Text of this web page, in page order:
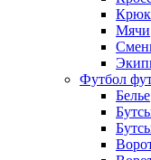
Мячи
Футбол
Белье